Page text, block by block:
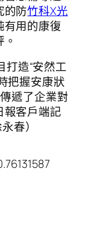
的防竹科X光
有用的康復
打造“安然工
把握安康狀
遞了企業對
報客戶端記
春）